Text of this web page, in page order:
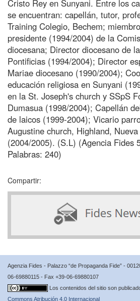
Cristo Rey en Sunyani. Entre los
se encuentran: capellán, tutor,
Training Colegio, Bechem;
presidente (1994/2004) de la
diocesana; Director diocesano de
Pontificias (1994/2004); Director
Mariae diocesano (1990/2004);
educación religiosa en Sunyani
en la St. Joseph's church y SSpS
Dumasua (1998/2004); Capellán
de laicos (1999-2004); Vicario
Augustine church, Highland,
(2004/2005). (S.L) (Agencia Fides
Palabras: 240)
Compartir:
Agenzia Fides - Palazzo “de Propaganda Fide” -
06-69880115 - Fax +39-06-69880107
Los contenidos del sitio son
Commons Atribución 4.0 Internacional